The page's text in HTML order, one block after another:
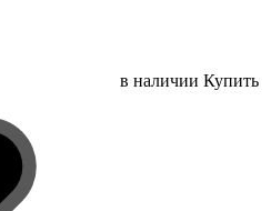
в наличии Купить